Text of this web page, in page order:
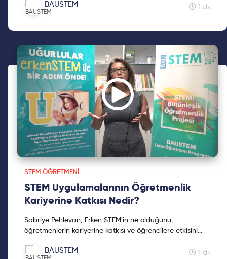
BAUSTEM 1 dk
STEM ÖĞRETMENI
STEM Uygulamalarının Öğretmenlik
Kariyerine Katkısı Nedir?
Sabriye Pehlevan, Erken STEM'in ne olduğunu,
öğretmenlerin kariyerine katkısı ve öğrencilere etkisini
BAUSTEM 1 dk